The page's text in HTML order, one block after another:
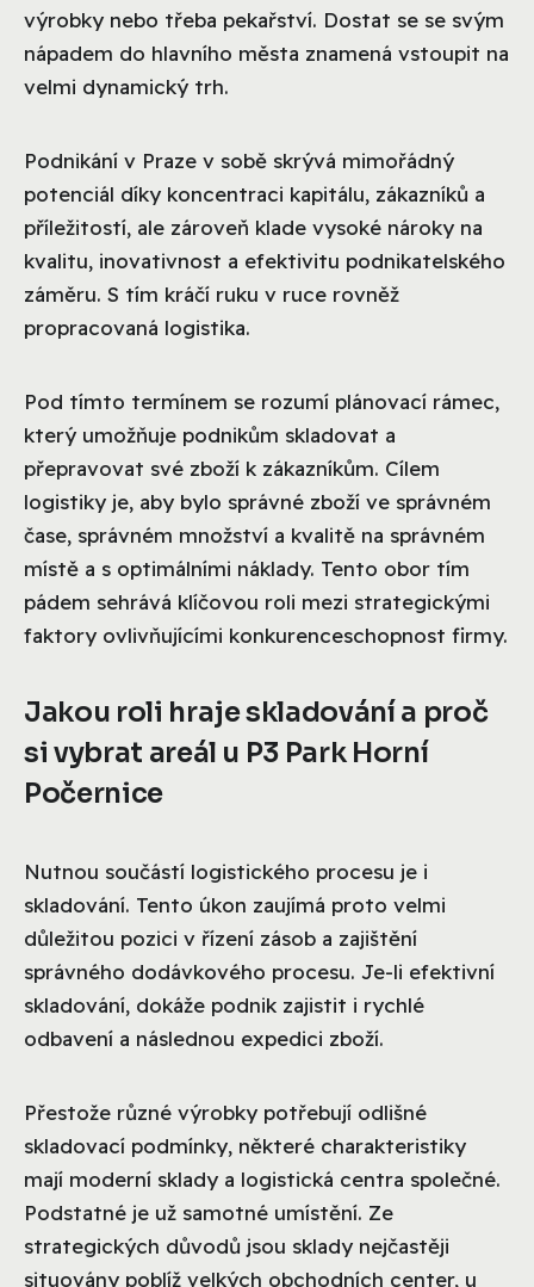
výrobky nebo třeba pekařství. Dostat se se svým
nápadem do hlavního města znamená vstoupit na
velmi dynamický trh.
Podnikání v Praze v sobě skrývá mimořádný
potenciál díky koncentraci kapitálu, zákazníků a
příležitostí, ale zároveň klade vysoké nároky na
kvalitu, inovativnost a efektivitu podnikatelského
záměru. S tím kráčí ruku v ruce rovněž
propracovaná logistika.
Pod tímto termínem se rozumí plánovací rámec,
který umožňuje podnikům skladovat a
přepravovat své zboží k zákazníkům. Cílem
logistiky je, aby bylo správné zboží ve správném
čase, správném množství a kvalitě na správném
místě a s optimálními náklady. Tento obor tím
pádem sehrává klíčovou roli mezi strategickými
faktory ovlivňujícími konkurenceschopnost firmy.
Jakou roli hraje skladování a proč
si vybrat areál u P3 Park Horní
Počernice
Nutnou součástí logistického procesu je i
skladování. Tento úkon zaujímá proto velmi
důležitou pozici v řízení zásob a zajištění
správného dodávkového procesu. Je-li efektivní
skladování, dokáže podnik zajistit i rychlé
odbavení a následnou expedici zboží.
Přestože různé výrobky potřebují odlišné
skladovací podmínky, některé charakteristiky
mají moderní sklady a logistická centra společné.
Podstatné je už samotné umístění. Ze
strategických důvodů jsou sklady nejčastěji
situovány poblíž velkých obchodních center, u